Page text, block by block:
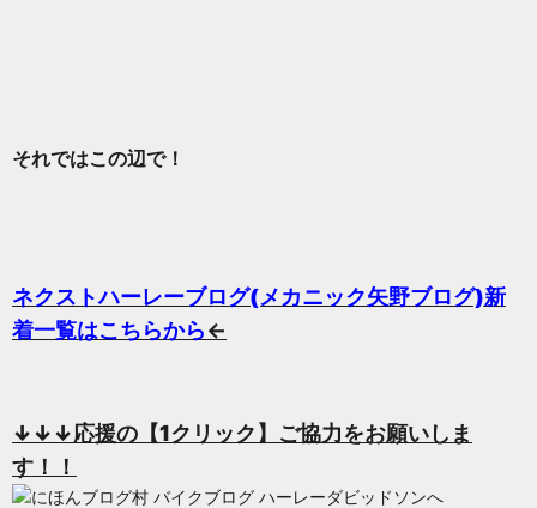
それではこの辺で！
ネクストハーレーブログ(メカニック矢野ブログ)新
着一覧はこちらから←
↓↓↓応援の 【1クリック】ご協力をお願いしま
す！！